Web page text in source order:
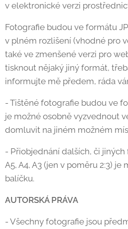
v elektronické verzi
Fotografie budou ve formátu
v plném rozlišení (vhodné pro
také ve zmenšené verzi pro
tisknout nějaký jiný formát,
informujte mě předem, ráda
- Tištěné fotografie budou ve
je možné osobně vyzvednout
domluvit na jiném možném
- Přiobjednání dalších, či jiných
A5, A4, A3 (jen v poměru 2:3) je
balíčku.
AUTORSKÁ PRÁVA
- Všechny fotografie jsou